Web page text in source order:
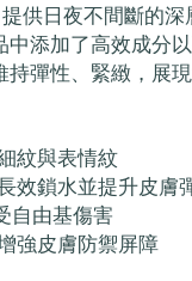
供日夜不間斷的
添加了高效成分
彈性、緊緻，展現
紋與表情紋
效鎖水並提升皮膚
自由基傷害
強皮膚防禦屏障